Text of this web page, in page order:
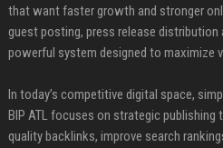
that want faster growth and stronger
guest posting, press release distribution
powerful system designed to maximize
In today’s competitive digital space,
BIP ATL focuses on strategic publishing
quality backlinks, improve search